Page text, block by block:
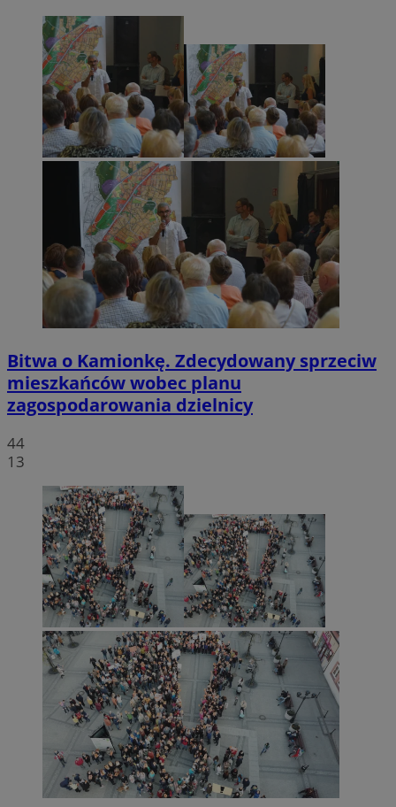
Bitwa o Kamionkę. Zdecydowany sprzeciw
mieszkańców wobec planu
zagospodarowania dzielnicy
44
13